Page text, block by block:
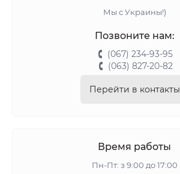
Мы с Украины!)
Позвоните нам:
(067) 234-93-95
(063) 827-20-82
Перейти в контакты
Время работы
Пн-Пт: з 9:00 до 17:00